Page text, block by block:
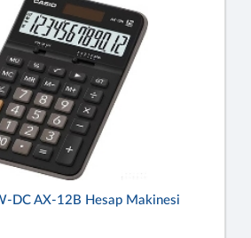
DC AX-12B Hesap Makinesi